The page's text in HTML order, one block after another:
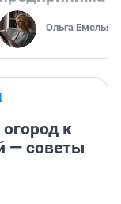
Ольга
огород к
— советы